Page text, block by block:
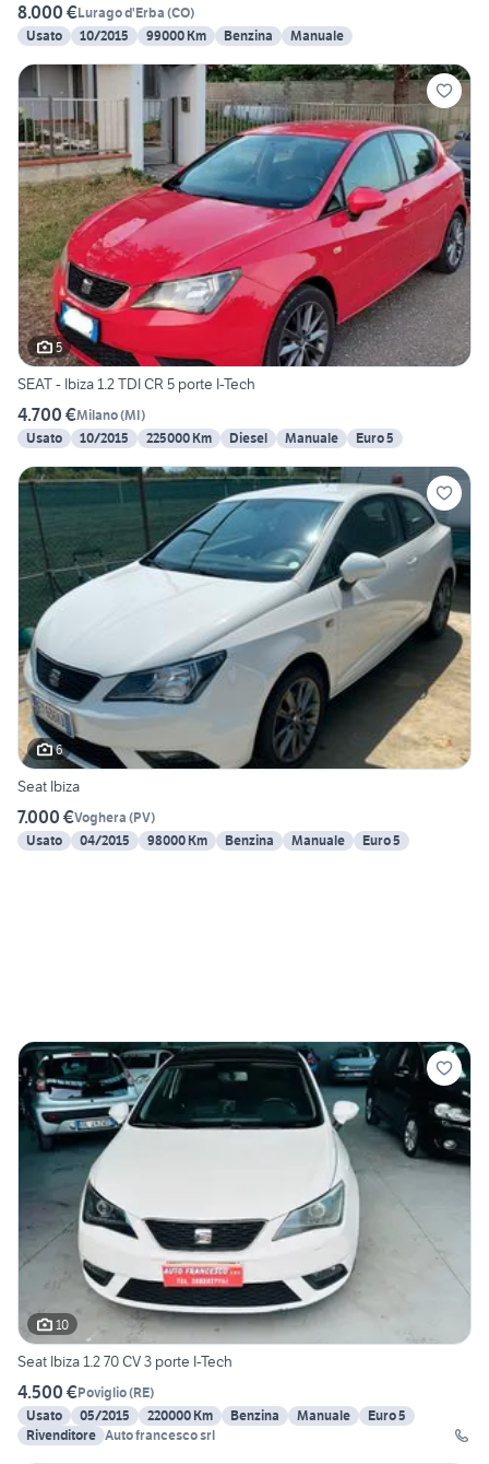
8.000 €Lurago d'Erba (CO)
Usato
10/2015 99000 Km Benzina Manuale
5
SEAT - Ibiza 1.2 TDI CR 5 porte I-Tech
4.700 €Milano(MI)
Usato
10/2015 225000 Km Diesel Manuale Euro 5
6
Seat Ibiza
7.000 €Voghera (PV)
Usato
04/2015 98000 Km Benzina Manuale Euro 5
10
Seat Ibiza 1.2 70 CV 3 porte I-Tech
4.500 €Poviglio(RE)
Usato
05/2015 220000 Km Benzina Manuale
Euro 5
Rivenditore Auto francesco srl